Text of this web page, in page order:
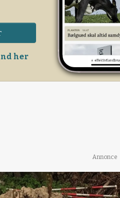
her
Annonce